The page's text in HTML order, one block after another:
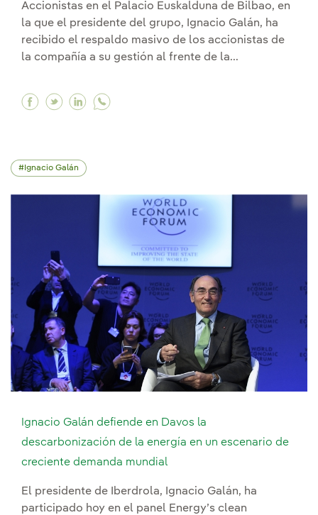
Accionistas en el Palacio Euskalduna de Bilbao, en
la que el presidente del grupo, Ignacio Galán, ha
recibido el respaldo masivo de los accionistas de
la compañía a su gestión al frente de la...
Facebook Los accionistas de Iberdrola
Twitter Los accionistas de Iberdrola
Linkedin Los accionistas de Iberdrola
Ignacio Galán
Ignacio Galán defiende en Davos la
descarbonización de la energía en un escenario de
creciente demanda mundial
El presidente de Iberdrola, Ignacio Galán, ha
participado hoy en el panel Energy’s clean